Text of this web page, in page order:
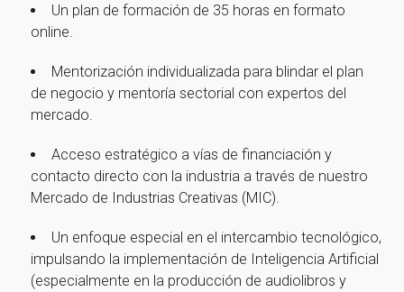
Un plan de formación de 35 horas en formato
online.
Mentorización individualizada para blindar el plan
de negocio y mentoría sectorial con expertos del
mercado.
Acceso estratégico a vías de financiación y
contacto directo con la industria a través de nuestro
Mercado de Industrias Creativas (MIC).
Un enfoque especial en el intercambio tecnológico,
impulsando la implementación de Inteligencia Artificial
(especialmente en la producción de audiolibros y